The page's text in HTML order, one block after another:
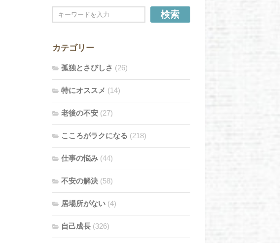
検索
カテゴリー
孤独とさびしさ (26)
特にオススメ (14)
老後の不安 (27)
こころがラクになる (218)
仕事の悩み (44)
不安の解決 (58)
居場所がない (4)
自己成長 (326)